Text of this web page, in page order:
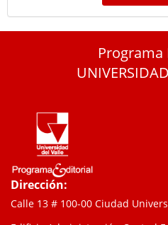
Programa
Dirección:
Calle 13 # 100-00 Ciudad